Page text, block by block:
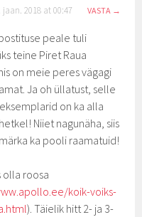
jaan. 2018 at 00:47 VASTA
peale tuli
teine Piret Raua
on meie peres vägagi
Ja oh üllatust, selle
on ka alla
Niiet nagunäha, siis
ka pooli raamatuid!
olla roosa
koik-voiks-
). Täielik hitt 2- ja 3-